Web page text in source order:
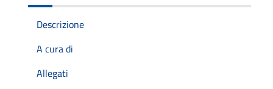
Descrizione
A cura di
Allegati